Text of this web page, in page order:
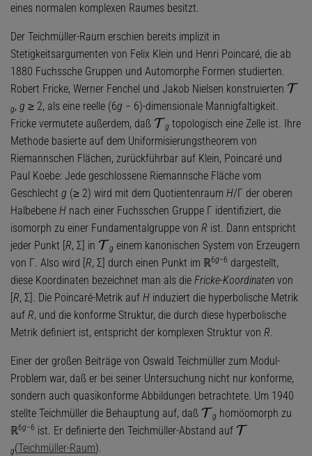
eines normalen komplexen Raumes besitzt.
Der Teichmüller-Raum erschien bereits implizit in
Stetigkeitsargumenten von Felix Klein und Henri Poincaré, die ab
1880 Fuchssche Gruppen und Automorphe Formen studierten.
Robert Fricke, Werner Fenchel und Jakob Nielsen konstruierten T
g, g ≥ 2, als eine reelle (6g − 6)-dimensionale Mannigfaltigkeit.
Fricke vermutete außerdem, daß T gtopologisch eine Zelle ist. Ihre
Methode basierte auf dem Uniformisierungstheorem von
Riemannschen Flächen, zurückführbar auf Klein, Poincaré und
Paul Koebe: Jede geschlossene Riemannsche Fläche vom
Geschlecht g (≥ 2) wird mit dem Quotientenraum H/Γ der oberen
Halbebene H nach einer Fuchsschen Gruppe Γ identifiziert, die
isomorph zu einer Fundamentalgruppe von R ist. Dann entspricht
jeder Punkt [R, Σ] in T geinem kanonischen System von Erzeugern
von Γ. Also wird [R, Σ] durch einen Punkt im ℝ6g−6 dargestellt,
diese Koordinaten bezeichnet man als die Fricke-Koordinaten von
[R, Σ]. Die Poincaré-Metrik auf H induziert die hyperbolische Metrik
auf R, und die konforme Struktur, die durch diese hyperbolische
Metrik definiert ist, entspricht der komplexen Struktur von R.
Einer der großen Beiträge von Oswald Teichmüller zum Modul-
Problem war, daß er bei seiner Untersuchung nicht nur konforme,
sondern auch quasikonforme Abbildungen betrachtete. Um 1940
stellte Teichmüller die Behauptung auf, daß T ghomöomorph zu
ℝ6g−6 ist. Er definierte den Teichmüller-Abstand auf T
g(Teichmüller-Raum).